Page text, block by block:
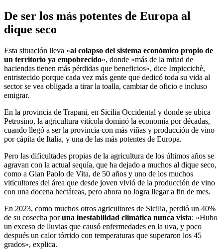
De ser los más potentes de Europa al
dique seco
Esta situación lleva «al colapso del sistema económico propio de
un territorio ya empobrecido», donde «más de la mitad de
haciendas tienen más pérdidas que beneficios», dice Impiccichè,
entristecido porque cada vez más gente que dedicó toda su vida al
sector se vea obligada a tirar la toalla, cambiar de oficio e incluso
emigrar.
En la provincia de Trapani, en Sicilia Occidental y donde se ubica
Petrosino, la agricultura vitícola dominó la economía por décadas,
cuando llegó a ser la provincia con más viñas y producción de vino
por cápita de Italia, y una de las más potentes de Europa.
Pero las dificultades propias de la agricultura de los últimos años se
agravan con la actual sequía, que ha dejado a muchos al dique seco,
como a Gian Paolo de Vita, de 50 años y uno de los muchos
viticultores del área que desde joven vivió de la producción de vino
con una docena hectáreas, pero ahora no logra llegar a fin de mes.
En 2023, como muchos otros agricultores de Sicilia, perdió un 40%
de su cosecha poruna inestabilidad climática nunca vista: «Hubo
un exceso de lluvias que causó enfermedades en la uva, y poco
después un calor tórrido con temperaturas que superaron los 45
grados», explica.